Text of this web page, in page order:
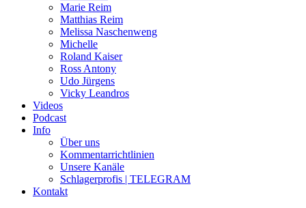
Marie Reim
Matthias Reim
Melissa Naschenweng
Michelle
Roland Kaiser
Ross Antony
Udo Jürgens
Vicky Leandros
Videos
Podcast
Info
Über uns
Kommentarrichtlinien
Unsere Kanäle
Schlagerprofis | TELEGRAM
Kontakt